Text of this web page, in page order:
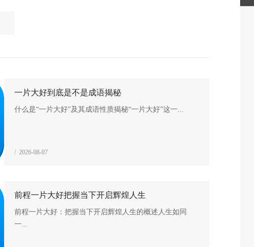
一片大好到底是不是成语揭秘
什么是“一片大好”及其成语性质揭秘“一片大好”这一...
/ 2026-08-07
前程一片大好把握当下开启辉煌人生
前程一片大好：把握当下开启辉煌人生的概述人生如同
一...